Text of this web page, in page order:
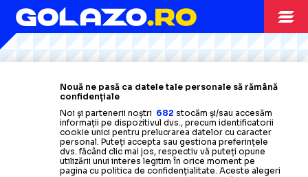
Citește mai mult
Citește mai mult
Citește mai mult
Citește mai mult
Citește mai mult
ARHIVA FOTBAL 15.08.2018
Champions League: PAOK Salonic, Benfica și Ajax,
calificate înplay-off-Programul complet al
meciurilor
Nouă ne pasă ca datele tale personale să rămână
confidențiale
Noi și partenerii noștri 682 stocăm și/sau accesăm
informații pe dispozitivul dvs., precum identificatorii
cookie unici pentru prelucrarea datelor cu caracter
personal. Puteți accepta sau gestiona preferințele
dvs. făcând clic mai jos, respectiv vă puteți opune
utilizării unui interes legitim în orice moment pe
pagina cu politica de confidențialitate. Aceste alegeri